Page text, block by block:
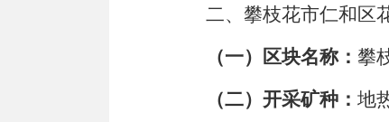
二、攀枝花市仁和区
（一）区块名称：攀
（二）开采矿种：地